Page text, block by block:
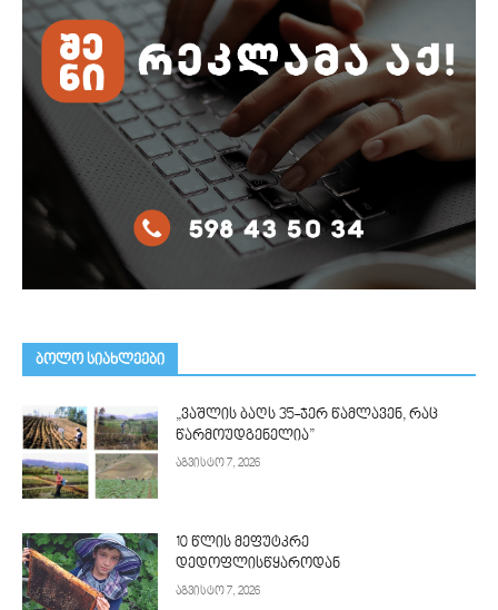
ᲑᲝᲚᲝ ᲡᲘᲐᲮᲚᲔᲔᲑᲘ
„ვაშლის ბაღს 35-ჯერ წამლავენ, რაც
წარმოუდგენელია”
აგვისტო 7, 2026
10 წლის მეფუტკრე
დედოფლისწყაროდან
აგვისტო 7, 2026